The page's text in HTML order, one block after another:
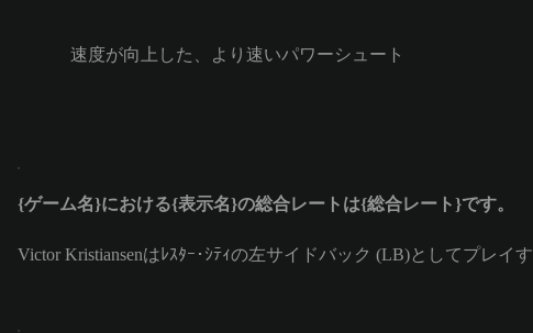
速度が向上した、より速いパワーシュート
{ゲーム名}における{表示名}の総合レートは{総合レート}です。
Victor Kristiansenはﾚｽﾀｰ･ｼﾃｨの左サイドバック (LB)としてプレイ